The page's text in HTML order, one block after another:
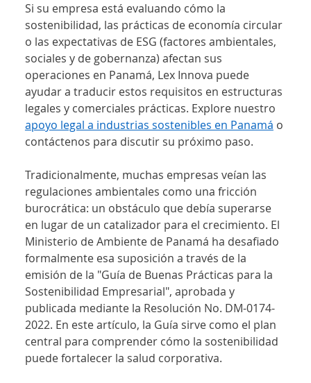
Si su empresa está evaluando cómo la
sostenibilidad, las prácticas de economía circular
o las expectativas de ESG (factores ambientales,
sociales y de gobernanza) afectan sus
operaciones en Panamá, Lex Innova puede
ayudar a traducir estos requisitos en estructuras
legales y comerciales prácticas. Explore nuestro
apoyo legal a industrias sostenibles en Panamá o
contáctenos para discutir su próximo paso.
Tradicionalmente, muchas empresas veían las
regulaciones ambientales como una fricción
burocrática: un obstáculo que debía superarse
en lugar de un catalizador para el crecimiento. El
Ministerio de Ambiente de Panamá ha desafiado
formalmente esa suposición a través de la
emisión de la "Guía de Buenas Prácticas para la
Sostenibilidad Empresarial", aprobada y
publicada mediante la Resolución No. DM-0174-
2022. En este artículo, la Guía sirve como el plan
central para comprender cómo la sostenibilidad
puede fortalecer la salud corporativa.